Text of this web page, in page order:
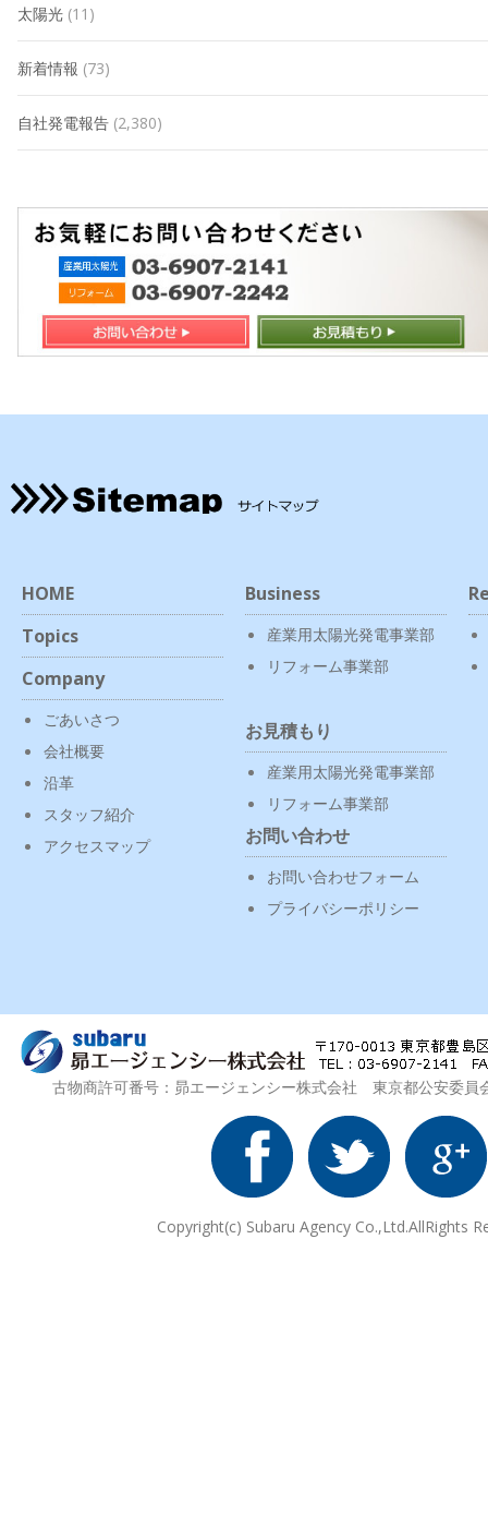
太陽光 (11)
新着情報 (73)
自社発電報告 (2,380)
HOME
Topics
Company
ごあいさつ
会社概要
沿革
スタッフ紹介
アクセスマップ
Business
産業用太陽光発電事業部
リフォーム事業部
お見積もり
産業用太陽光発電事業部
リフォーム事業部
お問い合わせ
お問い合わせフォーム
プライバシーポリシー
古物商許可番号：昴エージェンシー株式会社 東京都公安委
Copyright(c) Subaru Agency Co.,Ltd.AllRights